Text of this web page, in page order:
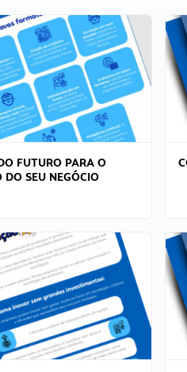
FUTURO PARA O
DO SEU NEGÓCIO